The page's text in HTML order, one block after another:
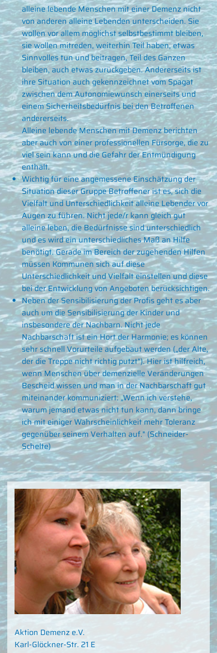
alleine lebende Menschen mit einer Demenz nicht
von anderen alleine Lebenden unterscheiden. Sie
wollen vor allem möglichst selbstbestimmt bleiben,
sie wollen mitreden, weiterhin Teil haben, etwas
Sinnvolles tun und beitragen, Teil des Ganzen
bleiben, auch etwas zurückgeben. Andererseits ist
ihre Situation auch gekennzeichnet vom Spagat
zwischen dem Autonomiewunsch einerseits und
einem Sicherheitsbedürfnis bei den Betroffenen
andererseits.
Alleine lebende Menschen mit Demenz berichten
aber auch von einer professionellen Fürsorge, die zu
viel sein kann und die Gefahr der Entmündigung
enthält.
Wichtig für eine angemessene Einschätzung der
Situation dieser Gruppe Betroffener ist es, sich die
Vielfalt und Unterschiedlichkeit alleine Lebender vor
Augen zu führen. Nicht jede/r kann gleich gut
alleine leben, die Bedürfnisse sind unterschiedlich
und es wird ein unterschiedliches Maß an Hilfe
benötigt. Gerade im Bereich der zugehenden Hilfen
müssen Kommunen sich auf diese
Unterschiedlichkeit und Vielfalt einstellen und diese
bei der Entwicklung von Angeboten berücksichtigen.
Neben der Sensibilisierung der Profis geht es aber
auch um die Sensibilisierung der Kinder und
insbesondere der Nachbarn. Nicht jede
Nachbarschaft ist ein Hort der Harmonie; es können
sehr schnell Vorurteile aufgebaut werden („der Alte,
der die Treppe nicht richtig putzt"). Hier ist hilfreich,
wenn Menschen über demenzielle Veränderungen
Bescheid wissen und man in der Nachbarschaft gut
miteinander kommuniziert: „Wenn ich verstehe,
warum jemand etwas nicht tun kann, dann bringe
ich mit einiger Wahrscheinlichkeit mehr Toleranz
gegenüber seinem Verhalten auf." (Schneider-
Schelte)
Aktion Demenz e.V.
Karl-Glöckner-Str. 21 E